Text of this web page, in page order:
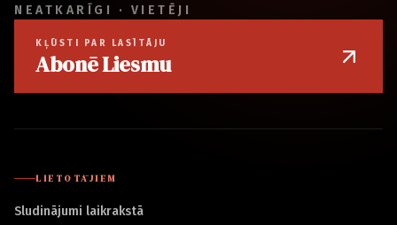
NEATKARĪGI · VIETĒJI
KĻŪSTI PAR LASĪTĀJU
Abonē Liesmu
LIETOTĀJIEM
Sludinājumi laikrakstā